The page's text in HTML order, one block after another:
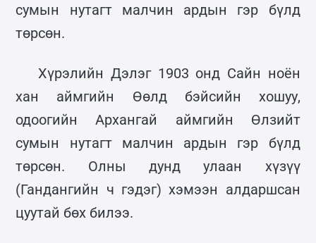
сумын нутагт малчин ардын гэр бүлд
төрсөн.
Хүрэлийн Дэлэг 1903 онд Сайн ноён
хан аймгийн Өөлд бэйсийн хошуу,
одоогийн Архангай аймгийн Өлзийт
сумын нутагт малчин ардын гэр бүлд
төрсөн. Олны дунд улаан хүзүү
(Гандангийн ч гэдэг) хэмээн алдаршсан
цуутай бөх билээ.